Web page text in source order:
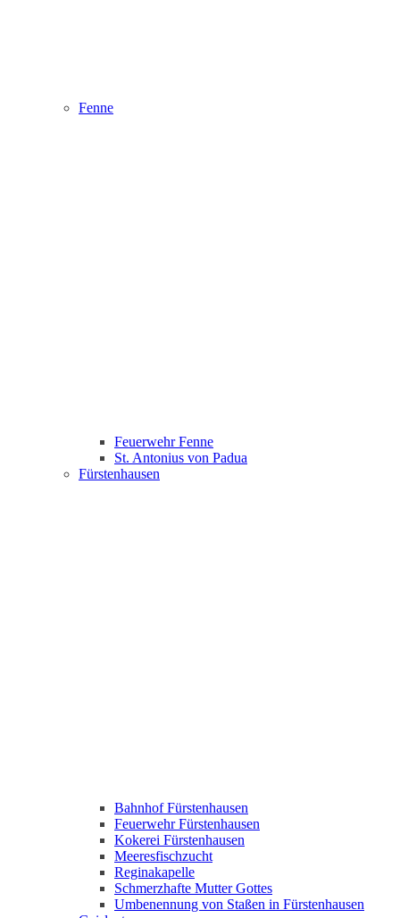
Fenne
Feuerwehr Fenne
St. Antonius von Padua
Fürstenhausen
Bahnhof Fürstenhausen
Feuerwehr Fürstenhausen
Kokerei Fürstenhausen
Meeresfischzucht
Reginakapelle
Schmerzhafte Mutter Gottes
Umbenennung von Staßen in Fürstenhausen